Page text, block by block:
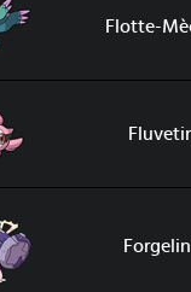
Flotte-